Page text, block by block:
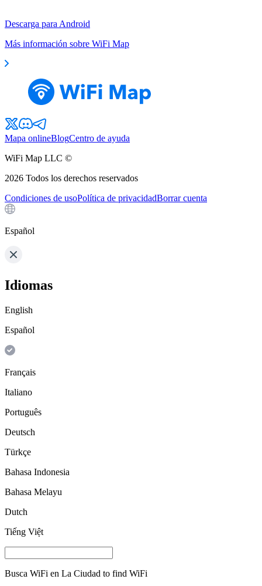
Descarga para Android
Más información sobre WiFi Map
Mapa onlineBlogCentro de ayuda
WiFi Map LLC ©
2026 Todos los derechos reservados
Condiciones de usoPolítica de privacidadBorrar cuenta
Español
Idiomas
English
Español
Français
Italiano
Português
Deutsch
Türkçe
Bahasa Indonesia
Bahasa Melayu
Dutch
Tiếng Việt
Busca WiFi en La Ciudad to find WiFi